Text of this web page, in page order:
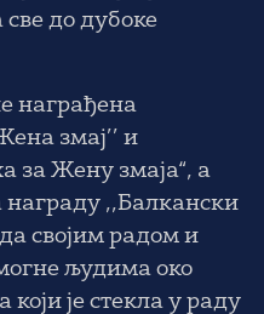
до дубоке
награђена
змај’’ и
за Жену змаја“, а
награду ,,Балкански
својим радом и
људима око
је стекла у раду